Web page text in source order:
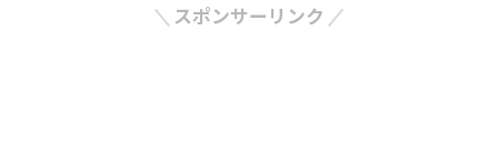
スポンサーリンク